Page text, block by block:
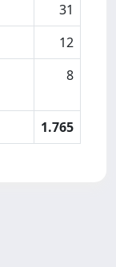
31
12
8
1.765